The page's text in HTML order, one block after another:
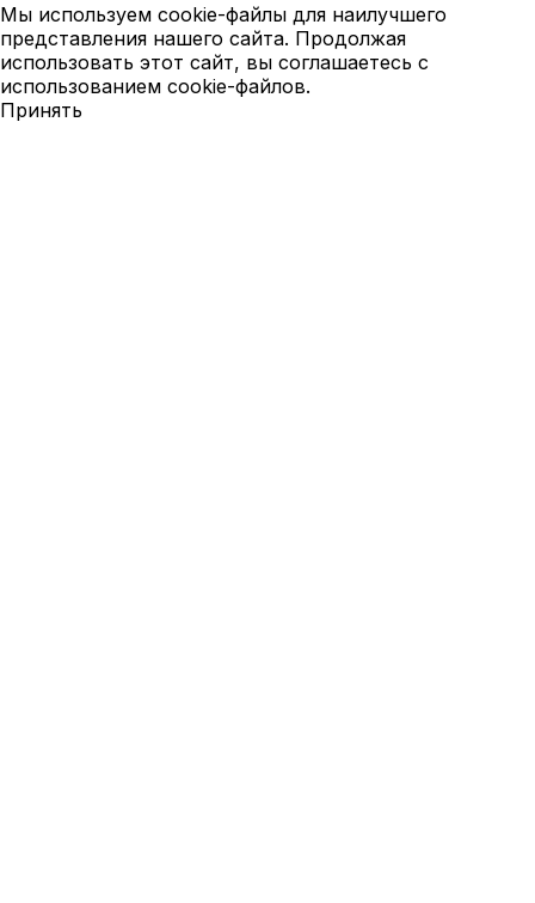
Мы используем cookie-файлы для наилучшего
представления нашего сайта. Продолжая
использовать этот сайт, вы соглашаетесь с
использованием cookie-файлов.
Принять